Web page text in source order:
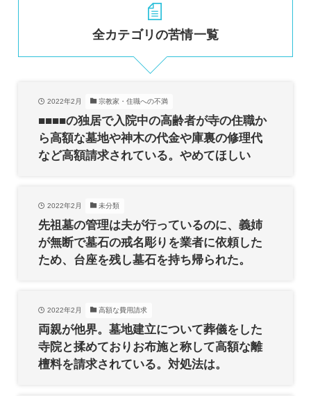
全カテゴリの苦情一覧
2022年2月 宗教家・住職への不満
■■■■の独居で入院中の高齢者が寺の住職か
ら高額な墓地や神木の代金や庫裏の修理代
など高額請求されている。やめてほしい
2022年2月 未分類
先祖墓の管理は夫が行っているのに、義姉
が無断で墓石の戒名彫りを業者に依頼した
ため、台座を残し墓石を持ち帰られた。
2022年2月 高額な費用請求
両親が他界。墓地建立について葬儀をした
寺院と揉めておりお布施と称して高額な離
檀料を請求されている。対処法は。